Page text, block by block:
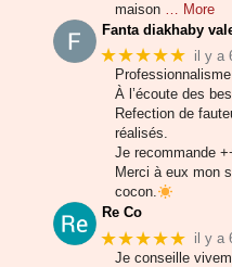
maison … More
Fanta diakhaby
★★★★★ il y a
À l’écoute des
Refection de
réalisés.
Je recommande
Merci à eux mon
cocon.
Re Co
★★★★★ il y a
Je conseille